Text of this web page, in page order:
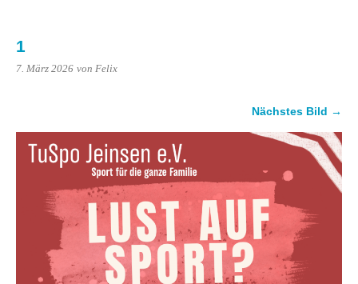
1
7. März 2026 von Felix
Nächstes Bild →